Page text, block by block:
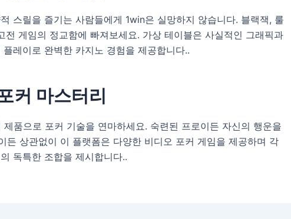
스릴을 즐기는 사람들에게 1win은 실망하지 않습니다. 블랙잭, 룰
전 게임의 정교함에 빠져보세요. 가상 테이블은 사실적인 그래픽과
레이로 완벽한 카지노 경험을 제공합니다..
커 마스터리
제품으로 포커 기술을 연마하세요. 숙련된 프로이든 자신의 행운을
든 상관없이 이 플랫폼은 다양한 비디오 포커 게임을 제공하며 각
독특한 조합을 제시합니다..